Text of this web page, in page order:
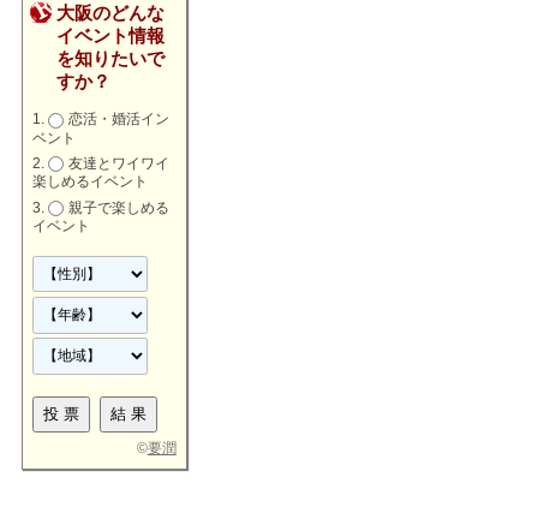
大阪のどんな
イベント情報
を知りたいで
すか？
恋活・婚活イン
ベント
友達とワイワイ
楽しめるイベント
親子で楽しめる
イベント
©要潤